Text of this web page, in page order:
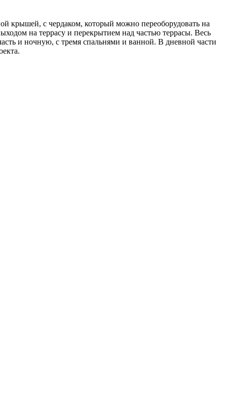
крышей, с чердаком, который можно переоборудовать на
на террасу и перекрытием над частью террасы. Весь
и ночную, с тремя спальнями и ванной. В дневной части